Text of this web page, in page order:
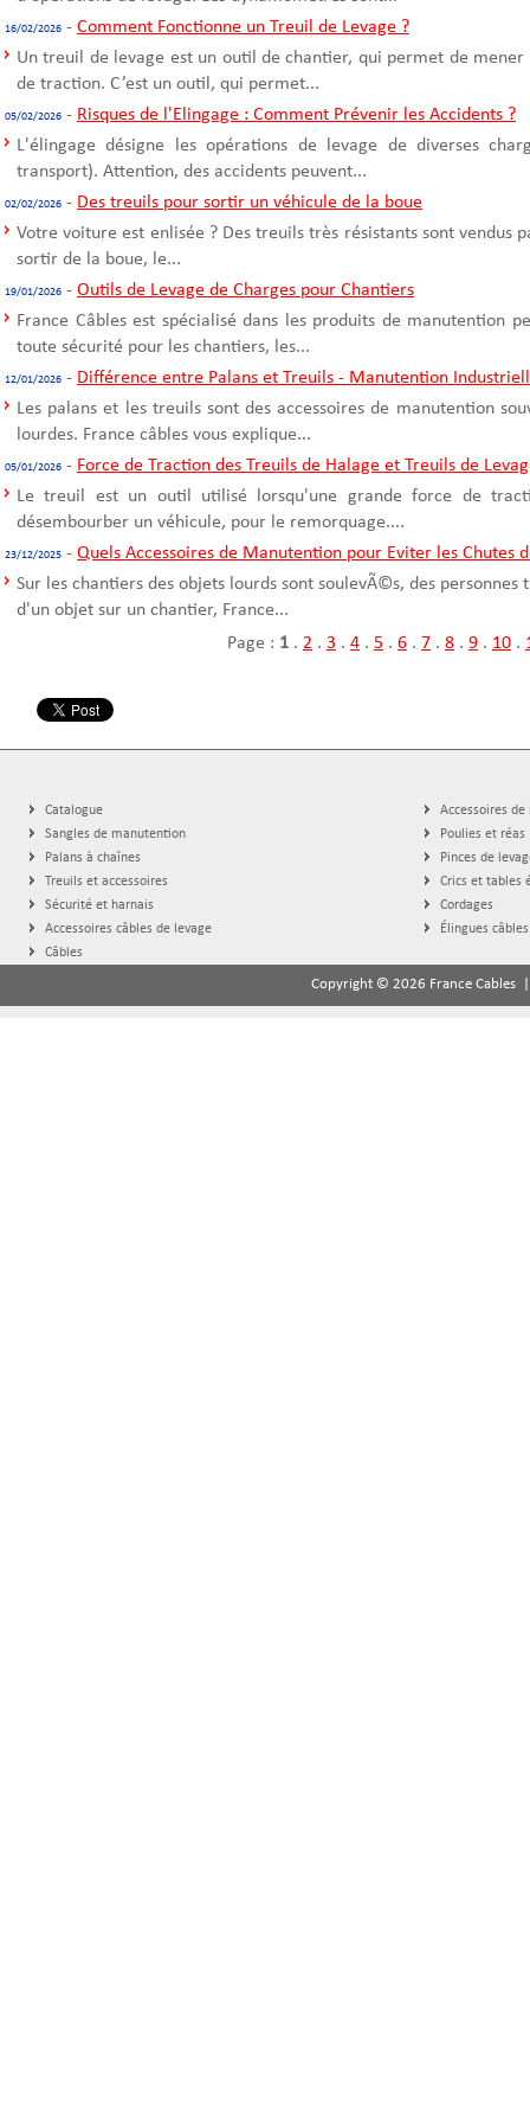
16/02/2026 - Comment Fonctionne un Treuil de Levage ?
Un treuil de levage est un outil de chantier, qui permet de
de traction. C’est un outil, qui permet...
05/02/2026 - Risques de l'Elingage : Comment Prévenir les Accidents ?
L'élingage désigne les opérations de levage de diverses
transport). Attention, des accidents peuvent...
02/02/2026 - Des treuils pour sortir un véhicule de la boue
Votre voiture est enlisée ? Des treuils très résistants sont vendus
sortir de la boue, le...
19/01/2026 - Outils de Levage de Charges pour Chantiers
France Câbles est spécialisé dans les produits de manutention
toute sécurité pour les chantiers, les...
12/01/2026 - Différence entre Palans et Treuils - Manutention
Les palans et les treuils sont des accessoires de manutention
lourdes. France câbles vous explique...
05/01/2026 - Force de Traction des Treuils de Halage et Treuils de
Le treuil est un outil utilisé lorsqu'une grande force de
désembourber un véhicule, pour le remorquage....
23/12/2025 - Quels Accessoires de Manutention pour Eviter les Chutes
Sur les chantiers des objets lourds sont soulevÃ©s, des
d'un objet sur un chantier, France...
Page : 1 . 2 . 3 . 4 . 5 . 6 . 7 . 8 . 9 . 10 .
Catalogue
Sangles de manutention
Palans à chaînes
Treuils et accessoires
Sécurité et harnais
Accessoires câbles de levage
Câbles
Accessoires de
Poulies et réas
Pinces de
Crics et tables
Cordages
Élingues câbles
Copyright © 2026 France